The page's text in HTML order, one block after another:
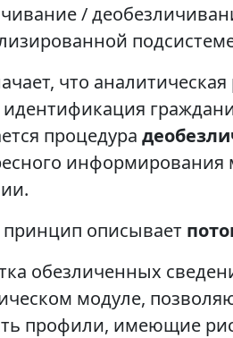
/
что
процедура
информирования
принцип описывает
обезличенных
модуле,
профили, имеющие